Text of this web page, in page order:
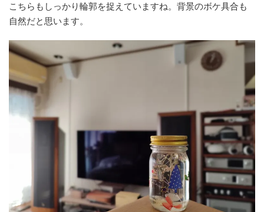
こちらもしっかり輪郭を捉えていますね。背景のボケ具合も
自然だと思います。